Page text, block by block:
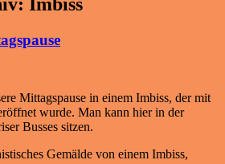
Mittagspause in einem Imbiss, der mit
wurde. Man kann hier in der
Busses sitzen.
Gemälde von einem Imbiss,